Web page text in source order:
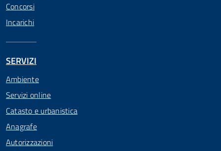
Concorsi
Incarichi
SERVIZI
Ambiente
Servizi online
Catasto e urbanistica
Anagrafe
Autorizzazioni